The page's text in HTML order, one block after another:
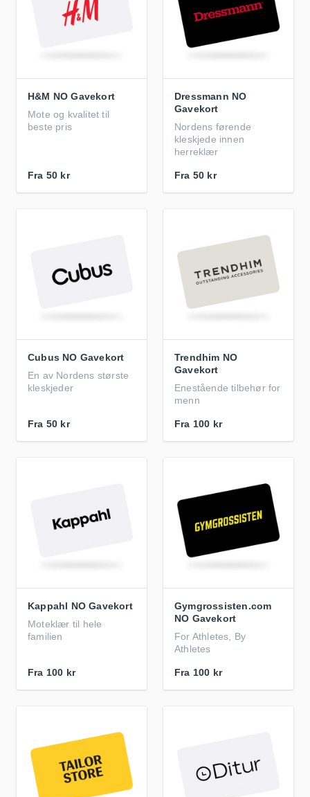
H&M NO Gavekort
Mote og kvalitet til
beste pris
Fra 50 kr
Dressmann NO
Gavekort
Nordens førende
kleskjede innen
herreklær
Fra 50 kr
Cubus NO Gavekort
En av Nordens største
kleskjeder
Fra 50 kr
Trendhim NO
Gavekort
Enestående tilbehør for
menn
Fra 100 kr
Kappahl NO Gavekort
Moteklær til hele
familien
Fra 100 kr
Gymgrossisten.com
NO Gavekort
For Athletes, By
Athletes
Fra 100 kr